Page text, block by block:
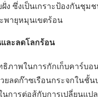
ง ซึ่งเป็นเกราะป้องกันชุม
พายุหมุนเขตร้อน
ละลดโลกร้อน
ภาพในการกักเก็บคาร์บอ
ยลดก๊าซเรือนกระจกในชั้น